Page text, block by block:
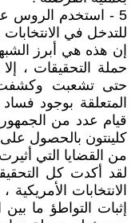
5 - استخدم الروس
للتدخل في الانتخابات
إن هذه هي أبرز
حملة التحقيقات ،
حتى تشعبت وكشفت
المتعلقة بوجود
قيام عدد من
كلينتون بالحصول
من القضايا التي
لقد أكدت كل
الانتخابات
إثبات التواطؤ ما